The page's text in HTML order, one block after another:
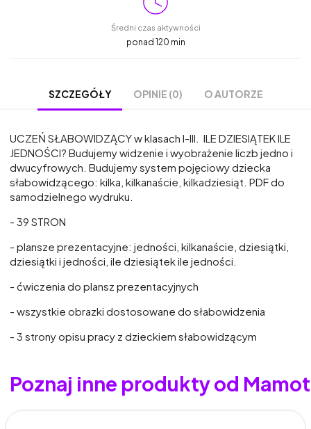
Średni czas aktywności
ponad 120 min
SZCZEGÓŁY OPINIE (0) O AUTORZE
UCZEŃ SŁABOWIDZĄCY w klasach I-III. ILE DZIESIĄTEK ILE
JEDNOŚCI? Budujemy widzenie i wyobrażenie liczb jedno i
dwucyfrowych. Budujemy system pojęciowy dziecka
słabowidzącego: kilka, kilkanaście, kilkadziesiąt. PDF do
samodzielnego wydruku.
- 39 STRON
- plansze prezentacyjne: jedności, kilkanaście, dziesiątki,
dziesiątki i jedności, ile dziesiątek ile jedności.
- ćwiczenia do plansz prezentacyjnych
- wszystkie obrazki dostosowane do słabowidzenia
- 3 strony opisu pracy z dzieckiem słabowidzącym
Poznaj inne produkty od